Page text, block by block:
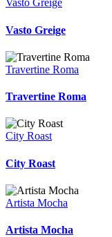
Vasto Greige
Vasto Greige
Travertine Roma
Travertine Roma
City Roast
City Roast
Artista Mocha
Artista Mocha